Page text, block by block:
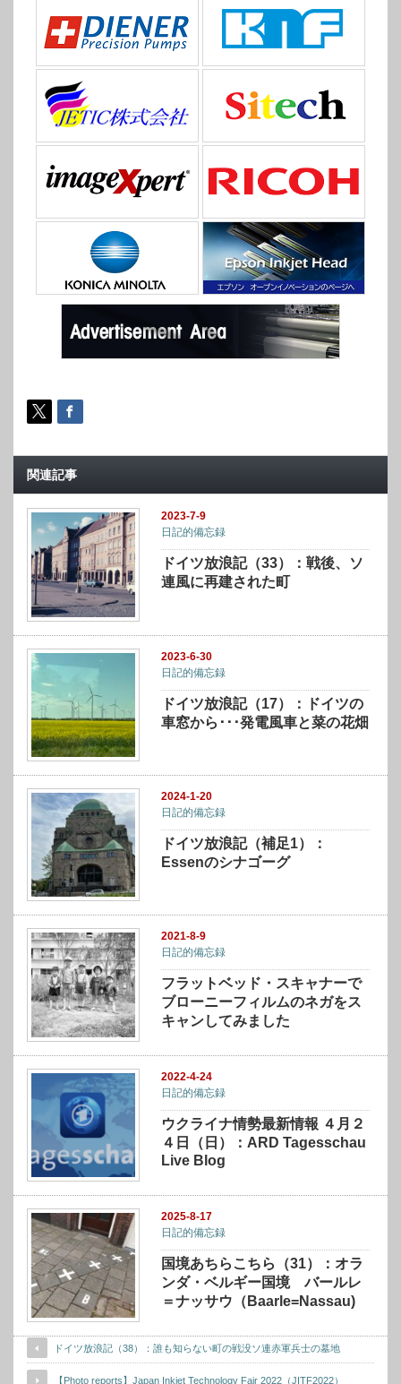
関連記事
2023-7-9
日記的備忘録
ドイツ放浪記（33）：戦後、ソ
連風に再建された町
2023-6-30
日記的備忘録
ドイツ放浪記（17）：ドイツの
車窓から･･･発電風車と菜の花畑
2024-1-20
日記的備忘録
ドイツ放浪記（補足1）：
Essenのシナゴーグ
2021-8-9
日記的備忘録
フラットベッド・スキャナーで
ブローニーフィルムのネガをス
キャンしてみました
2022-4-24
日記的備忘録
ウクライナ情勢最新情報 ４月２
４日（日）：ARD Tagesschau
Live Blog
2025-8-17
日記的備忘録
国境あちらこちら（31）：オラ
ンダ・ベルギー国境 バールレ
＝ナッサウ（Baarle=Nassau)
ドイツ放浪記（38）：誰も知らない町の戦没ソ連赤軍兵士の墓地
【Photo reports】Japan Inkjet Technology Fair 2022（JITF2022）